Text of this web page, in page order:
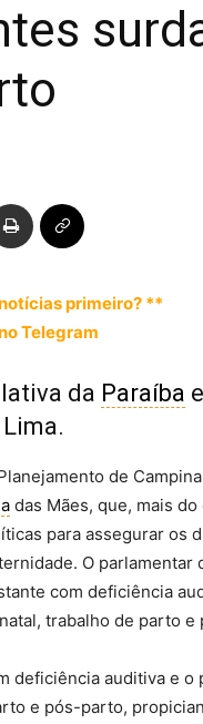
primeiro? **
Telegram
da Paraíba
de
das Mães, que, mais
para assegurar os
O parlamentar
com deficiência
trabalho de parto e
deficiência auditiva e o
e pós-parto,